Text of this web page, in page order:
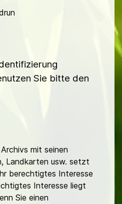
Sie bitte den
mit seinen
Landkarten usw. setzt
berechtigtes Interesse
Interesse liegt
Sie einen